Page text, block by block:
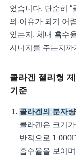
었습니다. 단순히 “
의 이유가 되기 어
있는지, 체내 흡수
시너지를 주는지까
콜라겐 젤리형
기준
콜라겐의 분자
콜라겐은 크기
반적으로
흡수율을 보이